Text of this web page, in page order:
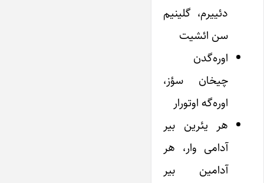
دئییرم، گلینیم
سن ائشیت
اوره‌گدن
چیخان سؤز،
اوره‌گه اوتورار
هر یئرین بیر
آدامی وار، هر
آدامین بیر